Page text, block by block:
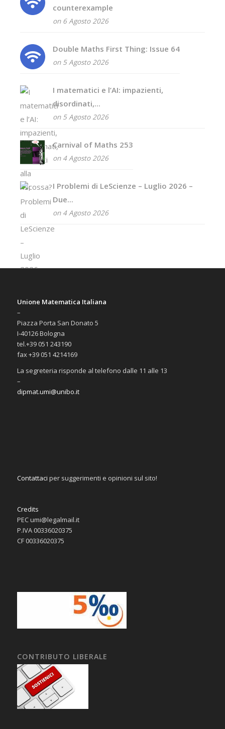
counterexample
on 6 Agosto 2026
Double Maths First Thing: Issue 64
on 5 Agosto 2026
I matematici e l’AI: impazienti,
disordinati,...
on 5 Agosto 2026
Carnival of Maths 253
on 4 Agosto 2026
I Problemi di LeScienze – Luglio 2026 –
Due...
on 4 Agosto 2026
Unione Matematica Italiana
–
Piazza Porta San Donato 5
I-40126 Bologna
tel.+39 051 243190
fax +39 051 4214169
La segreteria risponde al telefono dalle 11 alle 13
–
dipmat.umi@unibo.it
Contattaci per suggerimenti e opinioni sul sito!
Credits
PEC umi@legalmail.it
P.IVA 00336020375
CF 00336020375
CONTRIBUTO LIBERALE